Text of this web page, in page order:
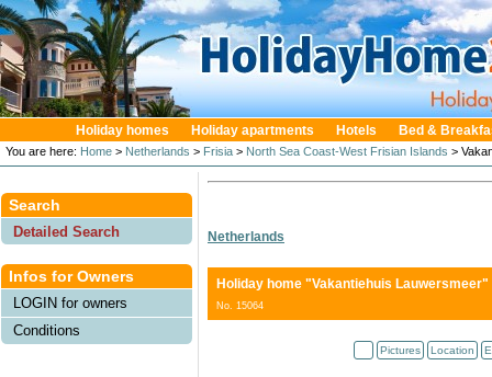
Holiday homes Holiday apartments Hotels Bed &
You are here: Home > Netherlands > Frisia > North Sea Coast-West Frisian Islands >
Search
Detailed Search
Infos for Owners
LOGIN for owners
Conditions
Netherlands
Holiday home "Vakantiehuis Lauwersmeer"
No. 15064
Pictures Location